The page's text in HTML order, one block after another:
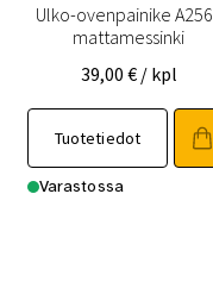
Ulko-ovenpainike
mattamessinki
39,00 € / kpl
Tuotetiedot
Varastossa